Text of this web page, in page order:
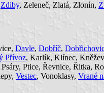
Zdiby, Zeleneč, Zlatá, Zlonín,
Davle, Dobříč,
Přívoz, Karlík, Klínec,
Ptice, Řevnice, Řitka,
Vestec, Vonoklasy, Vrané